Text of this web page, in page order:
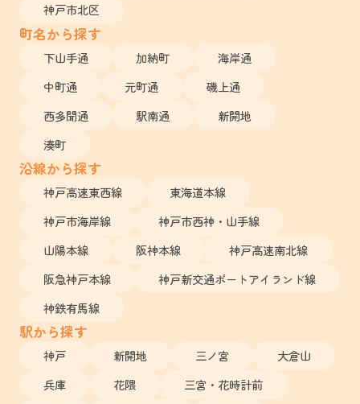
神戸市北区
町名から探す
下山手通 加納町
海岸通
中町通
元町通
磯上通
西多聞通
駅南通
新開地
湊町
沿線から探す
神戸高速東西線
東海道本線
神戸市海岸線
神戸市西神・山手線
山陽本線
阪神本線
神戸高速南北線
阪急神戸本線
神戸新交通ポートアイランド線
神鉄有馬線
駅から探す
神戸 新開地 三ノ宮
大倉山
兵庫
花隈
三宮・花時計前